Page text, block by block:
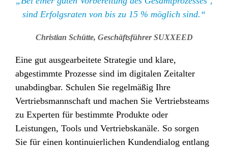
sind Erfolgsraten von bis zu 15 % möglich sind.“
Christian Schütte, Geschäftsführer SUXXEED
Eine gut ausgearbeitete Strategie und klare,
abgestimmte Prozesse sind im digitalen Zeitalter
unabdingbar. Schulen Sie regelmäßig Ihre
Vertriebsmannschaft und machen Sie Vertriebsteams
zu Experten für bestimmte Produkte oder
Leistungen, Tools und Vertriebskanäle. So sorgen
Sie für einen kontinuierlichen Kundendialog entlang